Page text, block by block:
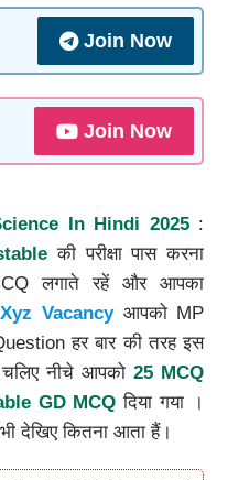
Join Now
Join Now
In Hindi 2025:
की परीक्षा पास करना
लगाते रहें और आपका
Xyz Vacancyआपको MP
हर बार की तरह इस
चलिए नीचे आपको25 MCQ
GD MCQ दिया गया ।
देखिए कितना आता हैं।